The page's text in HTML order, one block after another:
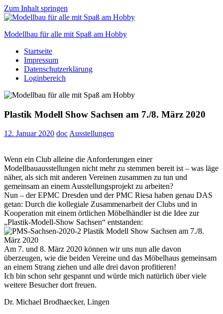
Zum Inhalt springen
Modellbau für alle mit Spaß am Hobby
Scale
modelling
to
Startseite
Impressum
Datenschutzerklärung
Loginbereich
Plastik Modell Show Sachsen am 7./8. März 2020
12. Januar 2020 docAusstellungen
Wenn ein Club alleine die Anforderungen einer
Modellbauausstellungen nicht mehr zu stemmen bereit ist – was läge
näher, als sich mit anderen Vereinen zusammen zu tun und
gemeinsam an einem Ausstellungsprojekt zu arbeiten?
Nun – der EPMC Dresden und der PMC Riesa haben genau DAS
getan: Durch die kollegiale Zusammenarbeit der Clubs und in
Kooperation mit einem örtlichen Möbelhändler ist die Idee zur
„Plastik-Modell-Show Sachsen“ entstanden:
Am 7. und 8. März 2020 können wir uns nun alle davon
überzeugen, wie die beiden Vereine und das Möbelhaus gemeinsam
an einem Strang ziehen und alle drei davon profitieren!
Ich bin schon sehr gespannt und würde mich natürlich über viele
weitere Besucher dort freuen.
Dr. Michael Brodhaecker, Lingen